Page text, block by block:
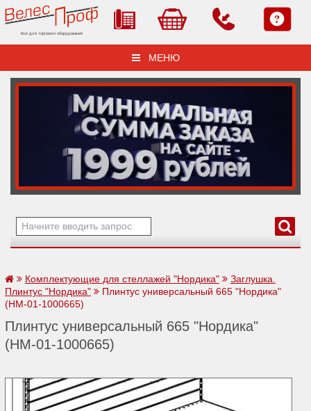
Все для торгового оборудования
МЕНЮ
Комплектующие для стеллажей "Нордика"
Заглушка.
Плинтус "Нордика"
Плинтус универсальный 665 "Нордика"
(НМ-01-1000665)
Плинтус универсальный 665 "Нордика"
(НМ-01-1000665)